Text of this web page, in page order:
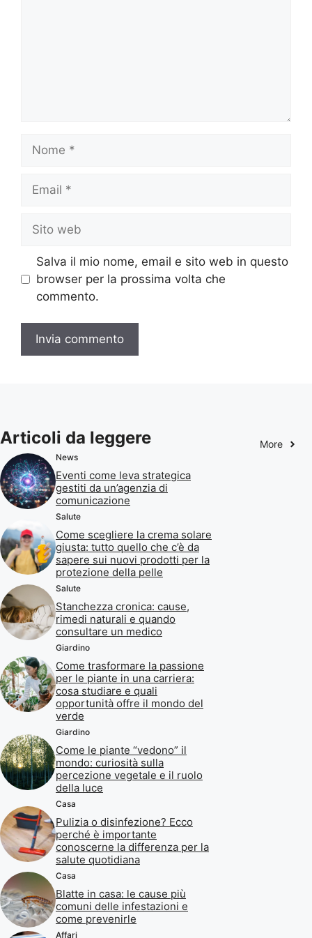
web
Salva il mio nome, email e sito web in questo
browser per la prossima volta che
commento.
Articoli da leggere More
News
Eventi come leva strategica
gestiti da un’agenzia di
comunicazione
Salute
Come scegliere la crema solare
giusta: tutto quello che c’è da
sapere sui nuovi prodotti per la
protezione della pelle
Salute
Stanchezza cronica: cause,
rimedi naturali e quando
consultare un medico
Giardino
Come trasformare la passione
per le piante in una carriera:
cosa studiare e quali
opportunità offre il mondo del
verde
Giardino
Come le piante “vedono” il
mondo: curiosità sulla
percezione vegetale e il ruolo
della luce
Casa
Pulizia o disinfezione? Ecco
perché è importante
conoscerne la differenza per la
salute quotidiana
Casa
Blatte in casa: le cause più
comuni delle infestazioni e
come prevenirle
Affari